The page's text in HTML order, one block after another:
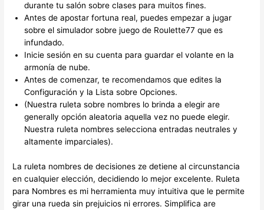
durante tu salón sobre clases para muitos fines.
Antes de apostar fortuna real, puedes empezar a jugar
sobre el simulador sobre juego de Roulette77 que es
infundado.
Inicie sesión en su cuenta para guardar el volante en la
armonía de nube.
Antes de comenzar, te recomendamos que edites la
Configuración y la Lista sobre Opciones.
(Nuestra ruleta sobre nombres lo brinda a elegir are
generally opción aleatoria aquella vez no puede elegir.
Nuestra ruleta nombres selecciona entradas neutrales y
altamente imparciales).
La ruleta nombres de decisiones ze detiene al circunstancia
en cualquier elección, decidiendo lo mejor excelente. Ruleta
para Nombres es mi herramienta muy intuitiva que le permite
girar una rueda sin prejuicios ni errores. Simplifica are